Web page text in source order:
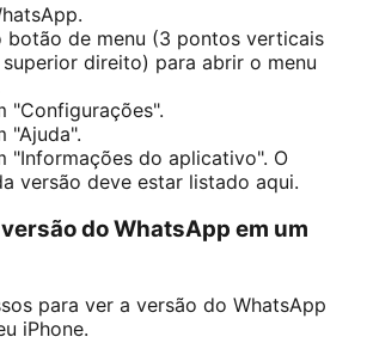
botão de menu (3 pontos verticais
direito) para abrir o menu
"Configurações".
"Ajuda".
"Informações do aplicativo". O
versão deve estar listado aqui.
do WhatsApp em um
para ver a versão do WhatsApp
iPhone.